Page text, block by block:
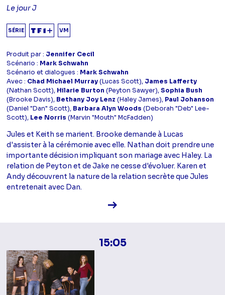
Le jour J
SÉRIE VM
Produit par : Jennifer Cecil
Scénario : Mark Schwahn
Scénario et dialogues : Mark Schwahn
Avec : Chad Michael Murray(Lucas Scott), James Lafferty
(Nathan Scott), Hilarie Burton (Peyton Sawyer),Sophia Bush
(Brooke Davis), Bethany Joy Lenz (Haley James), Paul Johanson
(Daniel "Dan" Scott), Barbara Alyn Woods (Deborah "Deb" Lee-
Scott), Lee Norris (Marvin "Mouth" McFadden)
Jules et Keith se marient. Brooke demande à Lucas
d'assister à la cérémonie avec elle. Nathan doit prendre une
importante décision impliquant son mariage avec Haley. La
relation de Peyton et de Jake ne cesse d'évoluer. Karen et
Andy découvrent la nature de la relation secrète que Jules
entretenait avec Dan.
Voir la fiche diffusion
15:05